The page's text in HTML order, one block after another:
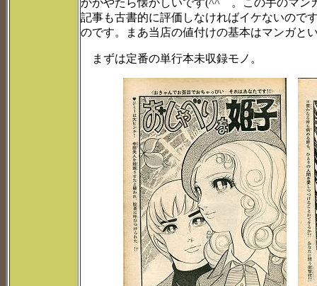
かがやたら懐かしいです(^^ゞ。この手のマン
記事も古書的に評価しなければイケないので
のです。まあ当店の値付けの基本はマンガと
まずは定番の単行本未収録モノ。